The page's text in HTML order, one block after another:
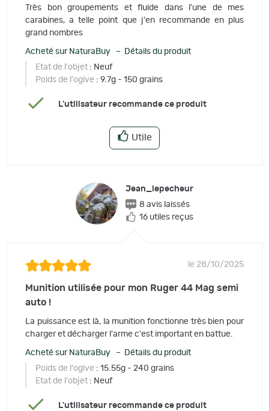
Très bon groupements et fluide dans l'une de mes
carabines, a telle point que j'en recommande en plus
grand nombres
Acheté sur NaturaBuy – Détails du produit
Etat de l'objet : Neuf
Poids de l'ogive : 9.7g - 150 grains
L'utilisateur recommande ce produit
Utile
Jean_lepecheur
8 avis laissés
16 utiles reçus
le 28/10/2025
Munition utilisée pour mon Ruger 44 Mag semi
auto !
La puissance est là, la munition fonctionne très bien pour
charger et décharger l'arme c'est important en battue.
Acheté sur NaturaBuy – Détails du produit
Poids de l'ogive : 15.55g - 240 grains
Etat de l'objet : Neuf
L'utilisateur recommande ce produit